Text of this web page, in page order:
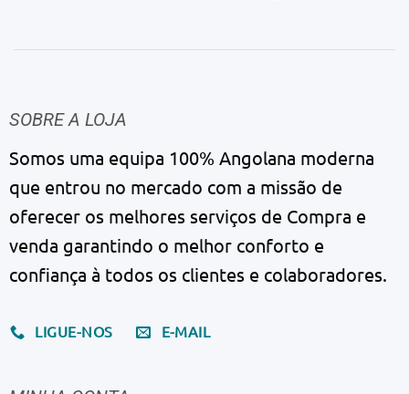
SOBRE A LOJA
Somos uma equipa 100% Angolana moderna
que entrou no mercado com a missão de
oferecer os melhores serviços de Compra e
venda garantindo o melhor conforto e
confiança à todos os clientes e colaboradores.
LIGUE-NOS E-MAIL